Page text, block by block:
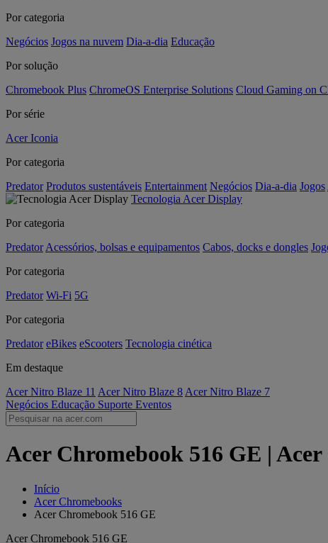
Por categoria
Negócios Jogos na nuvem Dia-a-dia Educação
Por solução
Chromebook Plus ChromeOS Enterprise Solutions Cloud Gaming on
Por série
Acer Iconia
Por categoria
Predator Produtos sustentáveis Entertainment Negócios Dia-a-dia Jogos
Tecnologia Acer Display
Por categoria
Predator Acessórios, bolsas e equipamentos Cabos, docks e dongles
Por categoria
Predator Wi-Fi 5G
Por categoria
Predator eBikes eScooters Tecnologia cinética
Em destaque
Acer Nitro Blaze 11 Acer Nitro Blaze 8 Acer Nitro Blaze 7
Negócios Educação Suporte Eventos
Acer Chromebook 516 GE |
Início
Acer Chromebooks
Acer Chromebook 516 GE
Acer Chromebook 516 GE